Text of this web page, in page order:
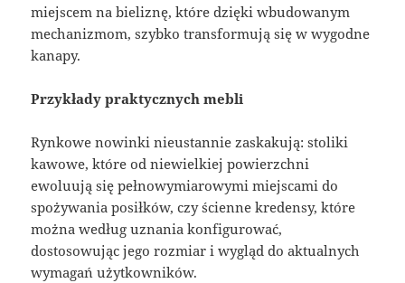
miejscem na bieliznę, które dzięki wbudowanym
mechanizmom, szybko transformują się w wygodne
kanapy.
Przykłady praktycznych mebli
Rynkowe nowinki nieustannie zaskakują: stoliki
kawowe, które od niewielkiej powierzchni
ewoluują się pełnowymiarowymi miejscami do
spożywania posiłków, czy ścienne kredensy, które
można według uznania konfigurować,
dostosowując jego rozmiar i wygląd do aktualnych
wymagań użytkowników.